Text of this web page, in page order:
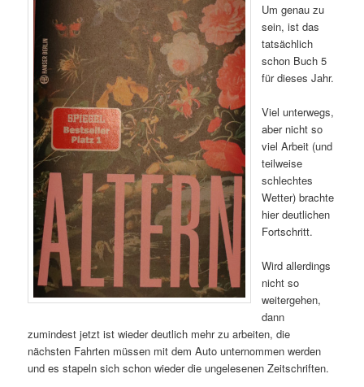
Um genau zu
sein, ist das
tatsächlich
schon Buch 5
für dieses Jahr.
Viel unterwegs,
aber nicht so
viel Arbeit (und
teilweise
schlechtes
Wetter) brachte
hier deutlichen
Fortschritt.
Wird allerdings
nicht so
weitergehen,
dann
zumindest jetzt ist wieder deutlich mehr zu arbeiten, die
nächsten Fahrten müssen mit dem Auto unternommen werden
und es stapeln sich schon wieder die ungelesenen Zeitschriften.